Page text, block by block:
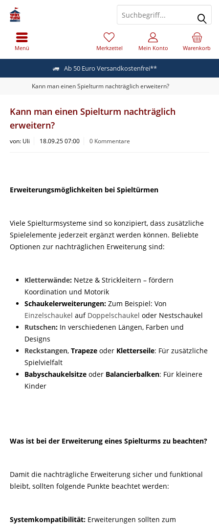
Ab 50 Euro Versandkostenfrei**
Menü Warenkorb
Merkzettel Mein Konto
Kann man einen Spielturm nachträglich erweitern?
Kann man einen Spielturm nachträglich
erweitern?
von: Uli 18.09.25 07:00 0 Kommentare
Erweiterungsmöglichkeiten bei Spieltürmen
Viele Spielturmsysteme sind so konzipiert, dass zusätzliche
Spielelemente jederzeit ergänzt werden können. Beliebte
Optionen zur nachträglichen Erweiterung sind:
Kletterwände: Netze & Strickleitern – fördern
Koordination und Motorik
Schaukelerweiterungen: Zum Beispiel: Von
Einzelschaukel auf Doppelschaukel oder Nestschaukel
Rutschen: In verschiedenen Längen, Farben und
Designs
Reckstangen, Trapeze oder Kletterseile: Für zusätzliche
Spielvielfalt
Babyschaukelsitze oder Balancierbalken: Für kleinere
Kinder
Was ist bei der Erweiterung eines Spielturms zu beachten?
Damit die nachträgliche Erweiterung sicher und funktional
bleibt, sollten folgende Punkte beachtet werden:
Systemkompatibilität: Erweiterungen sollten zum